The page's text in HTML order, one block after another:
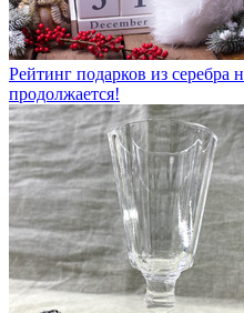
Рейтинг подарков из
продолжается!